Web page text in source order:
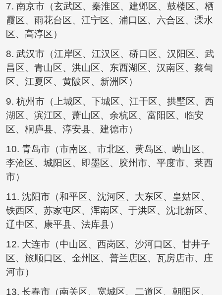
7. 南京市（玄武区、秦淮区、建邺区、鼓楼区、栖
霞区、雨花台区、江宁区、浦口区、六合区、溧水
区、高淳区）
8. 武汉市（江岸区、江汉区、硚口区、汉阳区、武
昌区、青山区、洪山区、东西湖区、汉南区、蔡甸
区、江夏区、黄陂区、新洲区）
9. 杭州市（上城区、下城区、江干区、拱墅区、西
湖区、滨江区、萧山区、余杭区、富阳区、临安
区、桐庐县、淳安县、建德市）
10. 青岛市（市南区、市北区、黄岛区、崂山区、
李沧区、城阳区、即墨区、胶州市、平度市、莱西
市）
11. 沈阳市（和平区、沈河区、大东区、皇姑区、
铁西区、苏家屯区、浑南区、于洪区、沈北新区、
辽中区、康平县、法库县）
12. 大连市（中山区、西岗区、沙河口区、甘井子
区、旅顺口区、金州区、普兰店区、瓦房店市、庄
河市）
13. 长春市（南关区、宽城区、二道区、朝阳区、